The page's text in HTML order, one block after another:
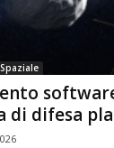
di difesa